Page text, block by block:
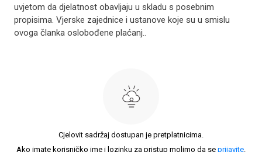
uvjetom da djelatnost obavljaju u skladu s posebnim
propisima. Vjerske zajednice i ustanove koje su u smislu
ovoga članka oslobođene plaćanj..
Cjelovit sadržaj dostupan je pretplatnicima.
Ako imate korisničko ime i lozinku za pristup molimo da se prijavite.